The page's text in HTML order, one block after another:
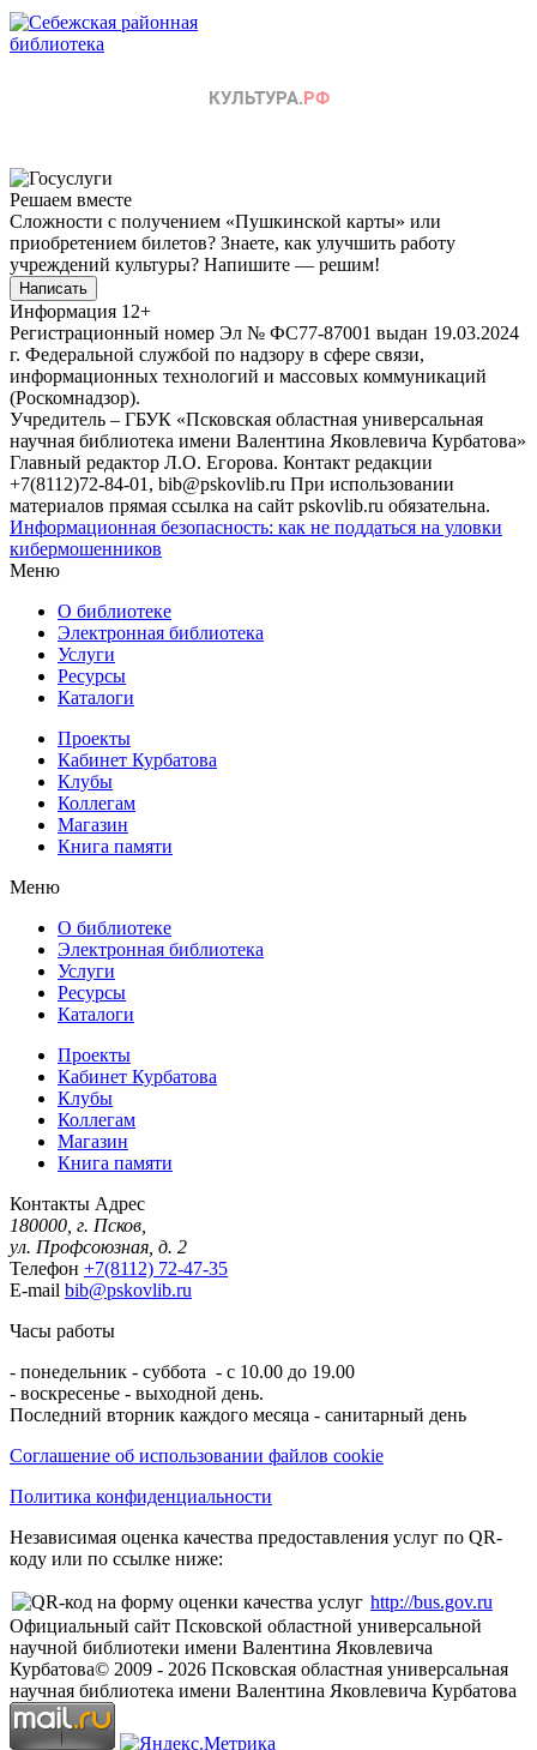
Решаем вместе
Сложности с получением «Пушкинской карты» или
приобретением билетов? Знаете, как улучшить работу
учреждений культуры? Напишите — решим!
Написать
Информация 12+
Регистрационный номер Эл № ФС77-87001 выдан 19.03.2024
г. Федеральной службой по надзору в сфере связи,
информационных технологий и массовых коммуникаций
(Роскомнадзор).
Учредитель – ГБУК «Псковская областная универсальная
научная библиотека имени Валентина Яковлевича Курбатова»
Главный редактор Л.О. Егорова. Контакт редакции
+7(8112)72-84-01, bib@pskovlib.ru При использовании
материалов прямая ссылка на сайт pskovlib.ru обязательна.
Информационная безопасность: как не поддаться на уловки
кибермошенников
Меню
О библиотеке
Электронная библиотека
Услуги
Ресурсы
Каталоги
Проекты
Кабинет Курбатова
Клубы
Коллегам
Магазин
Книга памяти
Меню
О библиотеке
Электронная библиотека
Услуги
Ресурсы
Каталоги
Проекты
Кабинет Курбатова
Клубы
Коллегам
Магазин
Книга памяти
Контакты Адрес
180000, г. Псков,
ул. Профсоюзная, д. 2
Телефон +7(8112) 72-47-35
E-mail bib@pskovlib.ru
Часы работы
- понедельник - суббота - с 10.00 до 19.00
- воскресенье - выходной день.
Последний вторник каждого месяца - санитарный день
Соглашение об использовании файлов cookie
Политика конфиденциальности
Независимая оценка качества предоставления услуг по QR-
коду или по ссылке ниже:
http://bus.gov.ru
Официальный сайт Псковской областной универсальной
научной библиотеки имени Валентина Яковлевича
Курбатова© 2009 - 2026 Псковская областная универсальная
научная библиотека имени Валентина Яковлевича Курбатова